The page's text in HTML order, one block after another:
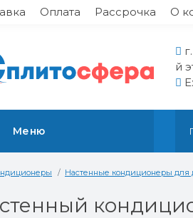
Оплата Рассрочка О
й
Меню
Настенные кондиционеры для